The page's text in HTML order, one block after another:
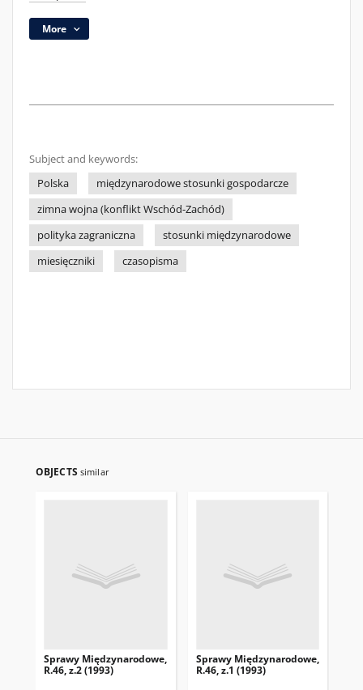
More
Subject and keywords:
Polska
międzynarodowe stosunki gospodarcze
zimna wojna (konflikt Wschód-Zachód)
polityka zagraniczna
stosunki międzynarodowe
miesięczniki
czasopisma
OBJECTS similar
Sprawy Międzynarodowe,
R.46, z.2 (1993)
Sprawy Międzynarodowe,
R.46, z.1 (1993)